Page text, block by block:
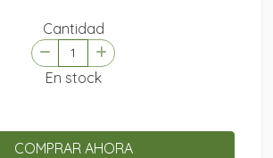
Cantidad
En stock
COMPRAR AHORA